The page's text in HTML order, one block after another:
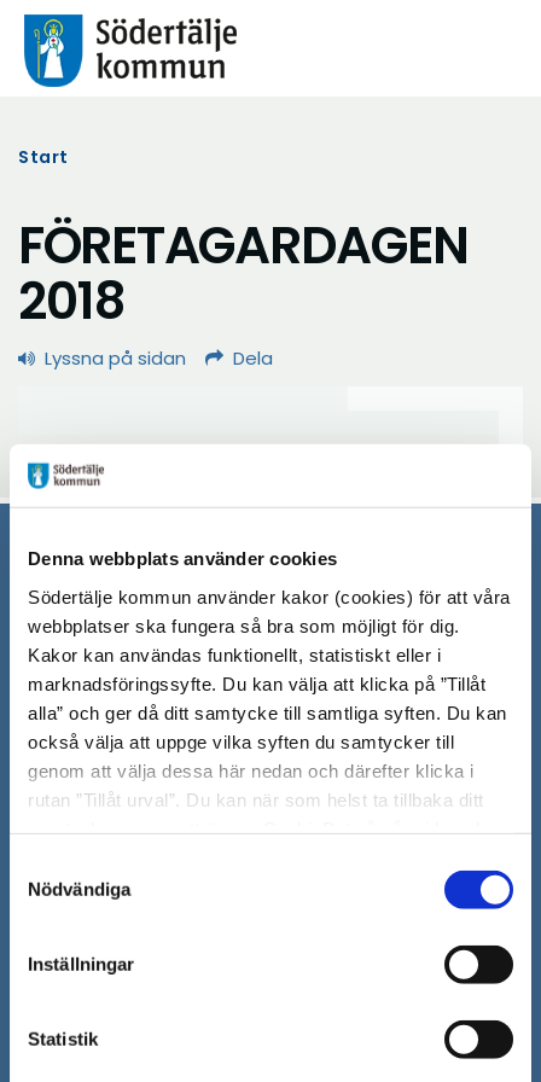
Denna webbplats använder cookies
Södertälje kommun använder kakor (cookies) för att våra
webbplatser ska fungera så bra som möjligt för dig.
Kakor kan användas funktionellt, statistiskt eller i
marknadsföringssyfte. Du kan välja att klicka på ”Tillåt
alla” och ger då ditt samtycke till samtliga syften. Du kan
också välja att uppge vilka syften du samtycker till
genom att välja dessa här nedan och därefter klicka i
rutan ”Tillåt urval”. Du kan när som helst ta tillbaka ditt
"Visa detaljer" kan du läsa om hur kakorna används och
hur vi och våra leverantörer inhämtar och behandlar
Nödvändiga
Inställningar
Statistik
Start
FÖRETAGARDAGEN
2018
Lyssna på sidan Dela
Södertälje kommun
151 89 Södertälje
Besöksadress: Nyköpingsvägen 26
Tfn: 08–523 010 00
kontaktcenter@sodertalje.se
Org.nr. 212000–0159
Remisser, beslut och meddelande/info till
Södertälje kommun skickas
till:sodertalje.kommun@sodertalje.se
Kontaktcenter
PressÖppna
nytt
Säkra meddelanden